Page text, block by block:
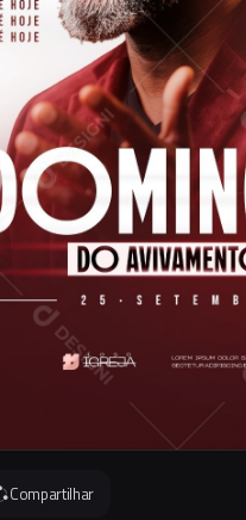
Compartilhar